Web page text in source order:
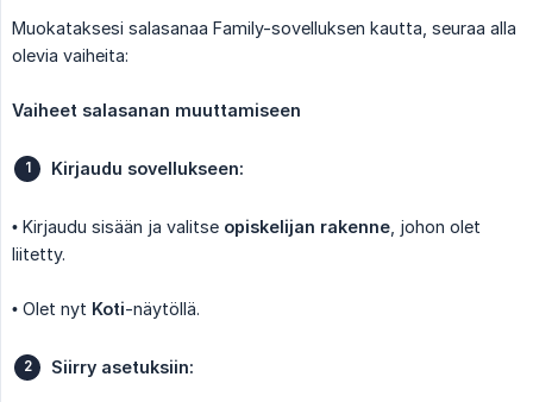
Muokataksesi salasanaa Family-sovelluksen kautta, seuraa alla
olevia vaiheita:
Vaiheet salasanan muuttamiseen
Kirjaudu sovellukseen:
• Kirjaudu sisään ja valitse opiskelijan rakenne , johon olet
liitetty.
• Olet nyt Koti-näytöllä.
Siirry asetuksiin: